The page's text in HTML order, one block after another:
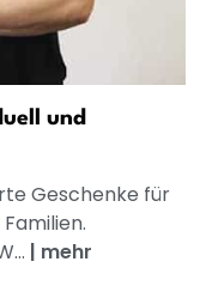
und
Geschenke für
| mehr